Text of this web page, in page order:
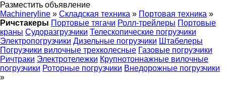
Разместить объявление
Machineryline » Складская техника » Портовая техника »
Ричстакеры Портовые тягачи Ролл-трейлеры Портовые
краны Судоразгрузчики Телескопические погрузчики
Электропогрузчики Дизельные погрузчики Штабелеры
Погрузчики вилочные трехколесные Газовые погрузчики
Ричтраки Электротележки Крупнотоннажные вилочные
погрузчики Роторные погрузчики Внедорожные погрузчики
»